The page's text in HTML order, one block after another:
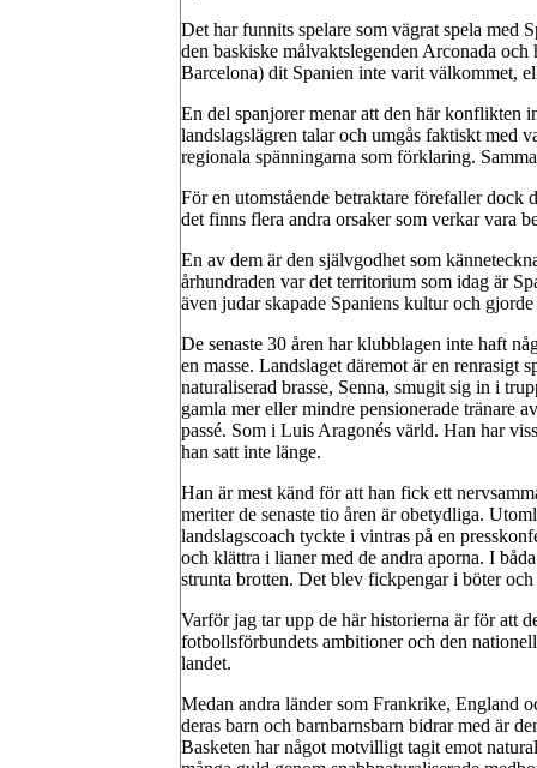
Det har funnits spelare som vägrat spela med
den baskiske målvaktslegenden Arconada
Barcelona) dit Spanien inte varit välkommet,
En del spanjorer menar att den här konflikten
landslagslägren talar och umgås faktiskt med
regionala spänningarna som förklaring.
För en utomstående betraktare förefaller
det finns flera andra orsaker som verkar vara
En av dem är den självgodhet som
århundraden var det territorium som idag är
även judar skapade Spaniens kultur och
De senaste 30 åren har klubblagen inte haft
en masse. Landslaget däremot är en renrasigt
naturaliserad brasse, Senna, smugit sig in i
gamla mer eller mindre pensionerade tränare
passé. Som i Luis Aragonés värld. Han har
han satt inte länge.
Han är mest känd för att han fick ett
meriter de senaste tio åren är obetydliga.
landslagscoach tyckte i vintras på en
och klättra i lianer med de andra aporna. I
strunta brotten. Det blev fickpengar i böter
Varför jag tar upp de här historierna är för att
fotbollsförbundets ambitioner och den
landet.
Medan andra länder som Frankrike, England
deras barn och barnbarnsbarn bidrar med är
Basketen har något motvilligt tagit emot